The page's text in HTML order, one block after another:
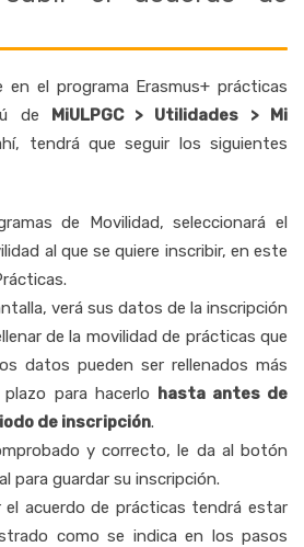
en el programa Erasmus+ prácticas
de MiULPGC > Utilidades > Mi
tendrá que seguir los siguientes
de Movilidad, seleccionará el
al que se quiere inscribir, en este
verá sus datos de la inscripción
de la movilidad de prácticas que
datos pueden ser rellenados más
para hacerlo hasta antes de
de inscripción.
y correcto, le da al botón
para guardar su inscripción.
el acuerdo de prácticas tendrá estar
como se indica en los pasos